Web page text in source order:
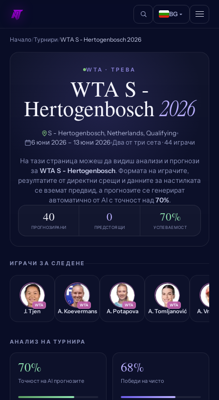
BG
Начало/Турнири/WTA S - Hertogenbosch 2026
WTA · ТРЕВА
WTA S -
Hertogenbosch2026
S - Hertogenbosch, Netherlands, Qualifying
6 юни 2026 – 13 юни 2026 Два от три сета · 44 играчи
На тази страница можеш да видиш анализи и прогнози
за WTA S - Hertogenbosch. Формата на играчите,
резултатите от директни срещи и данните за настилката
се вземат предвид, а прогнозите се генерират
автоматично от AI с точност над 70%.
40
ПРОГНОЗИРАНИ
0
ПРЕДСТОЯЩИ
70%
УСПЕВАЕМОСТ
ИГРАЧИ ЗА СЛЕДЕНЕ
JT
WTA
J. Tjen
AK
WTA
A. Koevermans
AP
WTA
A. Potapova
AT
WTA
A. Tomljanović
AV
A.
АНАЛИЗ НА ТУРНИРА
70%
Точност на AI прогнозите
68%
Победи на чисто